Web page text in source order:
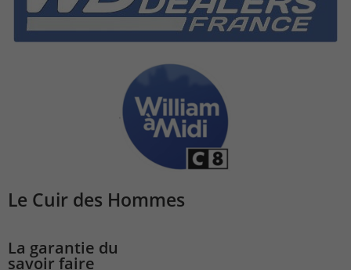
Le Cuir des Hommes
La garantie du
savoir faire